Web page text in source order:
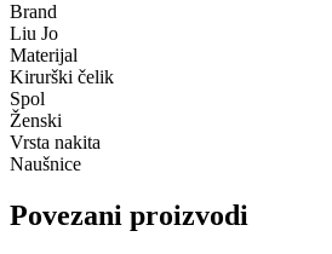
Brand
Liu Jo
Materijal
Kirurški čelik
Spol
Ženski
Vrsta nakita
Naušnice
Povezani proizvodi